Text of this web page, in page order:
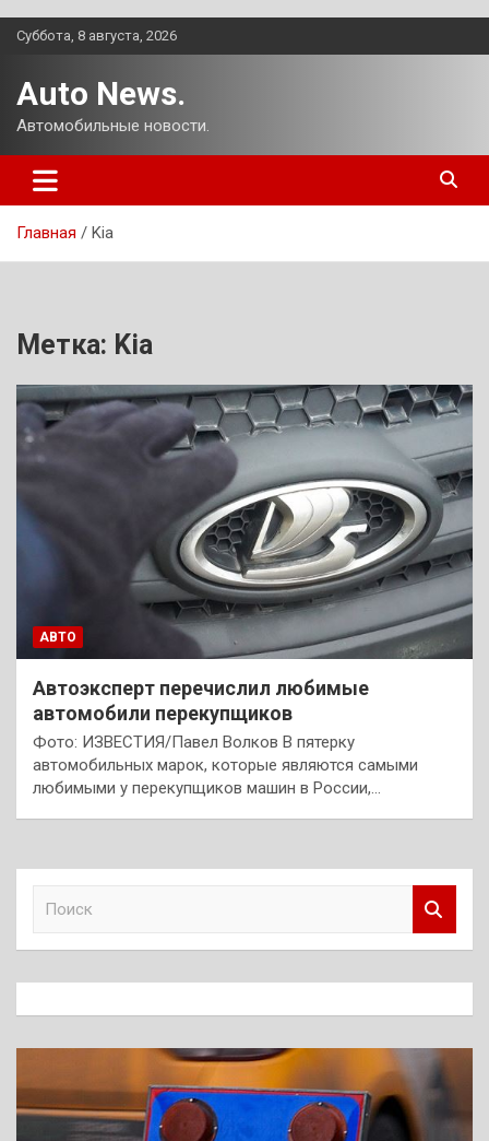
Перейти
Суббота, 8 августа, 2026
Auto News.
Автомобильные новости.
Главная Kia
Метка: Kia
АВТО
Автоэксперт перечислил любимые
автомобили перекупщиков
Фото: ИЗВЕСТИЯ/Павел Волков В пятерку
автомобильных марок, которые являются самыми
любимыми у перекупщиков машин в России,…
к